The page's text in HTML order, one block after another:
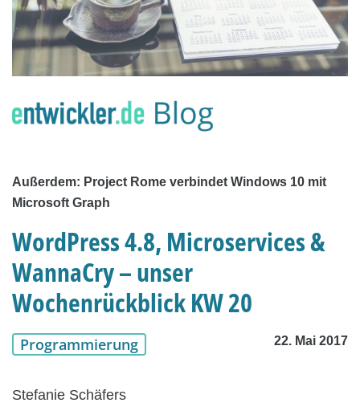
Außerdem: Project Rome verbindet Windows 10 mit
Microsoft Graph
WordPress 4.8, Microservices &
WannaCry – unser
Wochenrückblick KW 20
Programmierung 22. Mai 2017
Stefanie Schäfers